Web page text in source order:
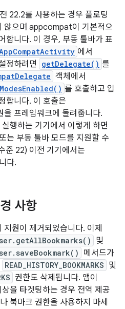
22.2를 사용하는 경우 플로팅
않으며 appcompat이 기본적으
합니다. 이 경우, 부동 툴바가 표
에서
정하려면 getDelegate() 를
객체에서
를 호출하고 입
합니다. 이 호출은
을 프레임워크에 돌려줍니다.
행하는 기기에서 이렇게 하면
또는 부동 툴바 모드를 지원할 수
준 22) 이전 기기에서는
다.
사항
원이 제거되었습니다. 이제
및
메서드가
READ_HISTORY_BOOKMARKS 및
권한도 삭제됩니다. 앱이
을 타겟팅하는 경우 전역 제공
북마크 권한을 사용하지 마세